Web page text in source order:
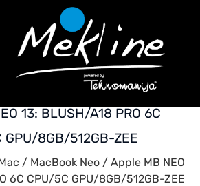
13: BLUSH/A18 PRO 6C
GPU/8GB/512GB-ZEE
/ MacBook Neo/ Apple MB NEO
6C CPU/5C GPU/8GB/512GB-ZEE